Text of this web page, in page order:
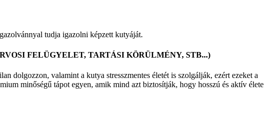
tudja igazolni képzett kutyáját.
FELÜGYELET, TARTÁSI KÖRÜLMÉNY, STB...)
dolgozzon, valamint a kutya stresszmentes életét is szolgálják, ezért ezeket a
minőségű tápot egyen, amik mind azt biztosítják, hogy hosszú és aktív élete